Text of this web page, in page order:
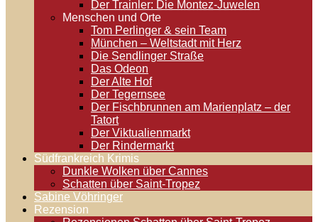
Der Trainler: Die Montez-Juwelen
Menschen und Orte
Tom Perlinger & sein Team
München – Weltstadt mit Herz
Die Sendlinger Straße
Das Odeon
Der Alte Hof
Der Tegernsee
Der Fischbrunnen am Marienplatz – der
Tatort
Der Viktualienmarkt
Der Rindermarkt
Südfrankreich Krimis
Dunkle Wolken über Cannes
Schatten über Saint-Tropez
Sabine Vöhringer
Rezension